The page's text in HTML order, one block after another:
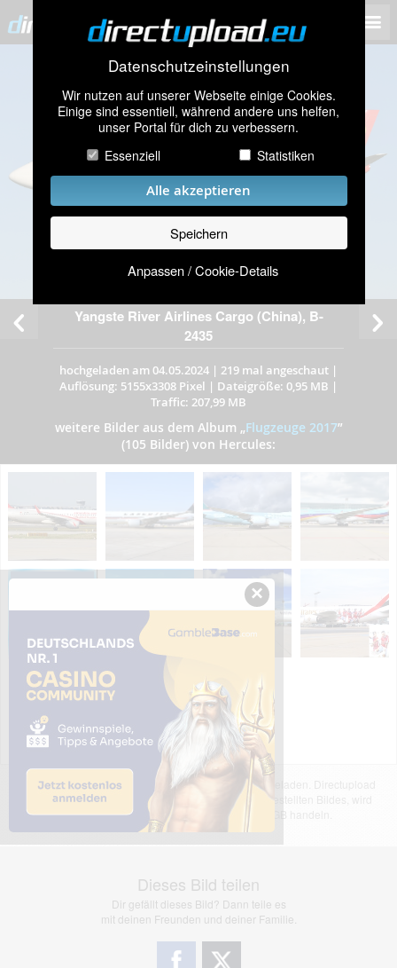
Datenschutzeinstellungen
Wir nutzen auf unserer Webseite einige Cookies.
Einige sind essentiell, während andere uns helfen,
unser Portal für dich zu verbessern.
Essenziell
Statistiken
Alle akzeptieren
Speichern
Anpassen / Cookie-Details
Yangste River Airlines Cargo (China), B-
2435
hochgeladen am 04.05.2024 | 219 mal angeschaut |
Auflösung: 5155x3308 Pixel | Dateigröße: 0,95 MB |
Traffic: 207,99 MB
weitere Bilder aus dem Album „Flugzeuge 2017”
(105 Bilder) von Hercules:
Das dargestellte Bild wurde von einem Nutzer hochgeladen. Directupload
übernimmt keinerlei Haftung für den Inhalt des dargestellten Bildes, wird
jedoch bei Verstößen nach §2(3) unserer AGB handeln.
Dieses Bild teilen
Dir gefällt dieses Bild? Dann teile es
mit deinen Freunden und deiner Familie.
×